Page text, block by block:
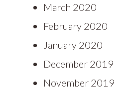
March 2020
February 2020
January 2020
December 2019
November 2019